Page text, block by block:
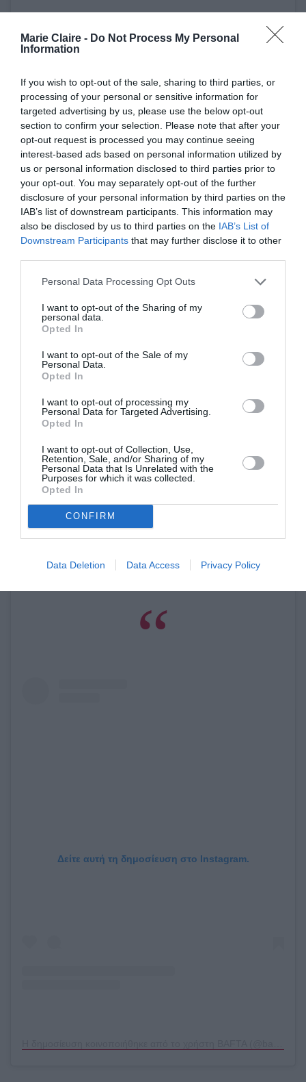
Marie Claire - Do Not Process My Personal
Information
If you wish to opt-out of the sale, sharing to third parties, or
processing of your personal or sensitive information for
targeted advertising by us, please use the below opt-out
section to confirm your selection. Please note that after your
opt-out request is processed you may continue seeing
interest-based ads based on personal information utilized by
us or personal information disclosed to third parties prior to
your opt-out. You may separately opt-out of the further
disclosure of your personal information by third parties on the
IAB’s list of downstream participants. This information may
also be disclosed by us to third parties on the IAB’s List of
Downstream Participants that may further disclose it to other
Personal Data Processing Opt Outs
I want to opt-out of the Sharing of my
personal data.
Opted In
I want to opt-out of the Sale of my
Personal Data.
Opted In
I want to opt-out of processing my
Personal Data for Targeted Advertising.
Opted In
I want to opt-out of Collection, Use,
Retention, Sale, and/or Sharing of my
Personal Data that Is Unrelated with the
Purposes for which it was collected.
Opted In
CONFIRM
Data Deletion Data Access Privacy Policy
Δείτε αυτή τη δημοσίευση στο Instagram.
Το βραβείο βρετανικής ταινίας κέρδισε η ταινία
Promising Young Woman” το οποίο κέρδισε
επίσης στην κατηγορία πρωτότυπου σεναρίου. Ο
Anthony Hopkinsπήρε το βραβείο καλύτερου
ηθοποιού για τον ρόλο του στην ταινία “
Father” και ηYuh-Jung Younτου δεύτερου
γυναικείου ρόλου για το “Minari”.
Δείτε αυτή τη δημοσίευση στο Instagram.